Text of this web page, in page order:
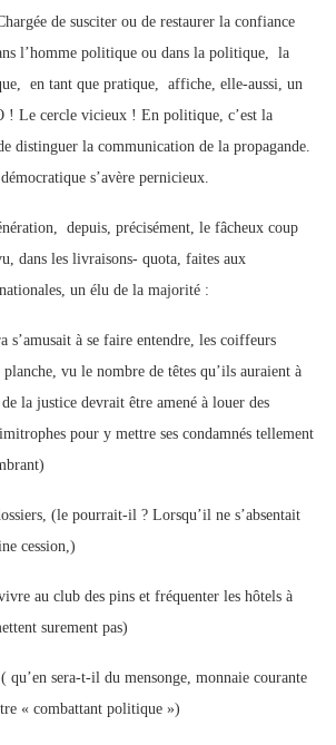
de susciter ou de restaurer la confiance
l’homme politique ou dans la politique, la
en tant que pratique, affiche, elle-aussi, un
! Le cercle vicieux ! En politique, c’est la
distinguer la communication de la propagande.
s’avère pernicieux.
depuis, précisément, le fâcheux coup
dans les livraisons- quota, faites aux
un élu de la majorité :
s’amusait à se faire entendre, les coiffeurs
vu le nombre de têtes qu’ils auraient à
la justice devrait être amené à louer des
pour y mettre ses condamnés tellement
(le pourrait-il ? Lorsqu’il ne s’absentait
cession,)
au club des pins et fréquenter les hôtels à
surement pas)
qu’en sera-t-il du mensonge, monnaie courante
« combattant politique »)